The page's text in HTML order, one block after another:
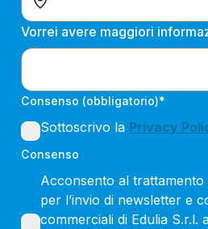
Vorrei avere maggiori
Consenso (obbligatorio)*
Sottoscrivo la Privacy
Consenso
Acconsento al trattamento
per l’invio di newsletter e
commerciali di Edulia S.r.l.